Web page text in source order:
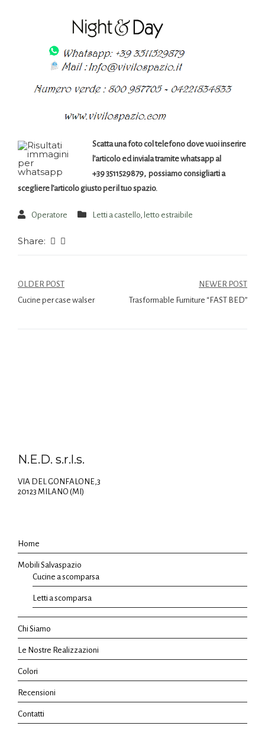
Scatta una foto col telefono dove vuoi inserire
l’articolo ed inviala tramite whatsapp al
+39 3511529879, possiamo consigliarti a
scegliere l’articolo giusto per il tuo spazio.
Operatore Letti a castello, letto estraibile
Share:
OLDER POST
Cucine per case walser
NEWER POST
Trasformable Furniture “FAST BED”
N.E.D. s.r.l.s.
VIA DEL GONFALONE,3
20123 MILANO (MI)
Home
Mobili Salvaspazio
Cucine a scomparsa
Letti a scomparsa
Chi Siamo
Le Nostre Realizzazioni
Colori
Recensioni
Contatti